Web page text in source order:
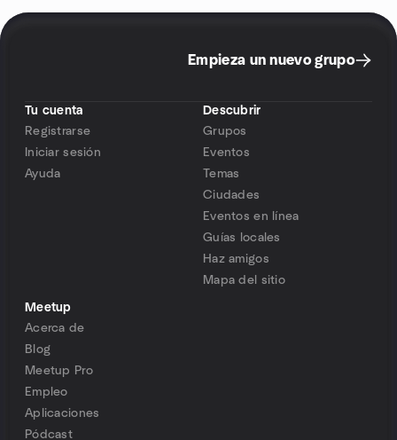
Empieza un nuevo grupo
Tu cuenta
Registrarse
Iniciar sesión
Ayuda
Descubrir
Grupos
Eventos
Temas
Ciudades
Eventos en línea
Guías locales
Haz amigos
Mapa del sitio
Meetup
Acerca de
Blog
Meetup Pro
Empleo
Aplicaciones
Pódcast